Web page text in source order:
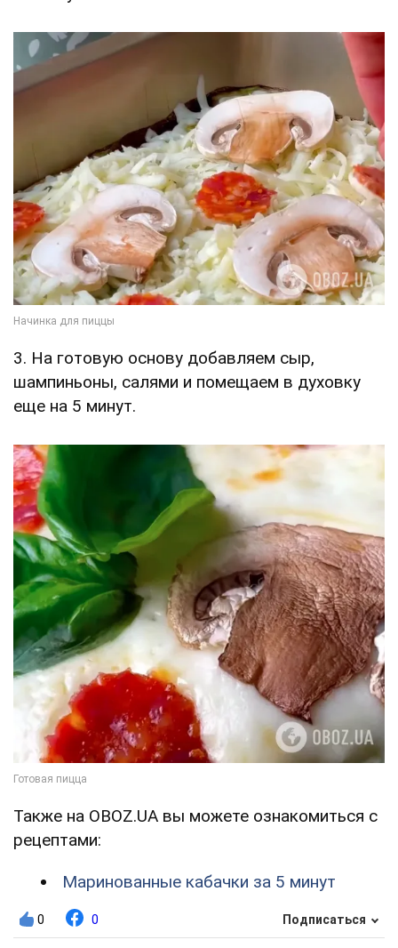
3. На готовую основу добавляем сыр,
шампиньоны, салями и помещаем в духовку
еще на 5 минут.
Также на OBOZ.UA вы можете ознакомиться с
рецептами:
Маринованные кабачки за 5 минут
0 0 Подписаться